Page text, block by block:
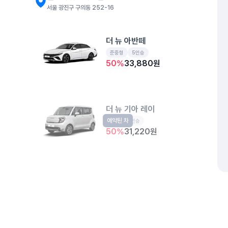
서울 광진구 구의동 252-16
더 뉴 아반떼
준중형 5인승
50%33,880원
더 뉴 기아 레이
경형 5인승
50%31,220원
예약된 차